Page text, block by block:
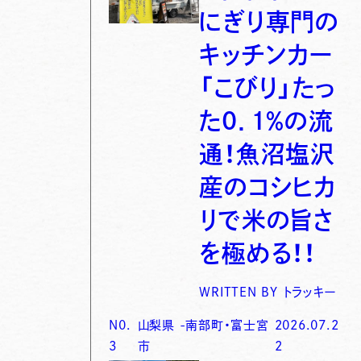
にぎり専門の
キッチンカー
「こびり」たっ
た0．1％の流
通！魚沼塩沢
産のコシヒカ
リで米の旨さ
を極める！！
WRITTEN BY トラッキー
N0.
3
山梨県 -南部町・富士宮
市
2026.07.2
2